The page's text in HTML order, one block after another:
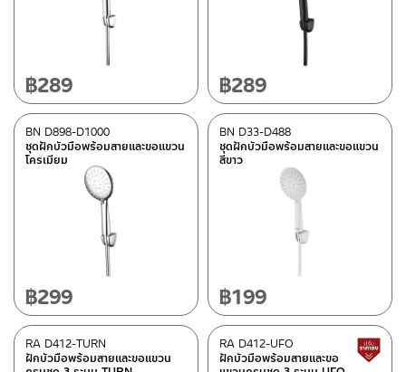
฿289 ฿289
ชุดฝักบัวมือพร้อมสายและขอแขวน
โครเมียม
BN D898-D1000
฿299
ชุดฝักบัวมือพร้อมสายและขอแขวน
สีขาว
BN D33-D488
฿199
ฝักบัวมือพร้อมสายและขอแขวน
RA D412-TURN
ฝักบัวมือพร้อมสายและขอ
RA D412-UFO